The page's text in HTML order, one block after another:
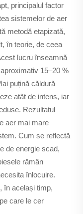
principalul factor
sistemelor de aer
metodă etapizată,
în teorie, de ceea
lucru înseamnă
15–20 %
puțină căldură
atât de intens, iar
Rezultatul
aer mai mare
Cum se reflectă
de energie scad,
rămân
înlocuire.
în același timp,
care le cer